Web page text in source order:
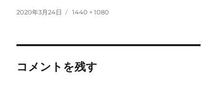
投
2020年3月24日
フ
1440 × 1080
コメントを残す